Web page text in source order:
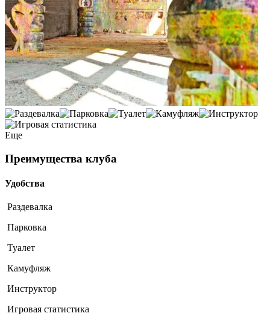
Еще
Преимущества клуба
Удобства
Раздевалка
Парковка
Туалет
Камуфляж
Инструктор
Игровая статистика